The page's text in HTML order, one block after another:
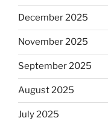
December 2025
November 2025
September 2025
August 2025
July 2025